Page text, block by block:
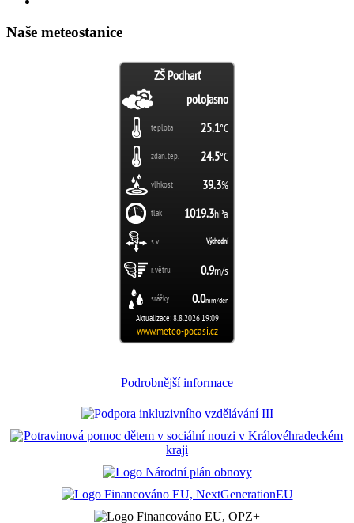
Naše meteostanice
Podrobnější informace